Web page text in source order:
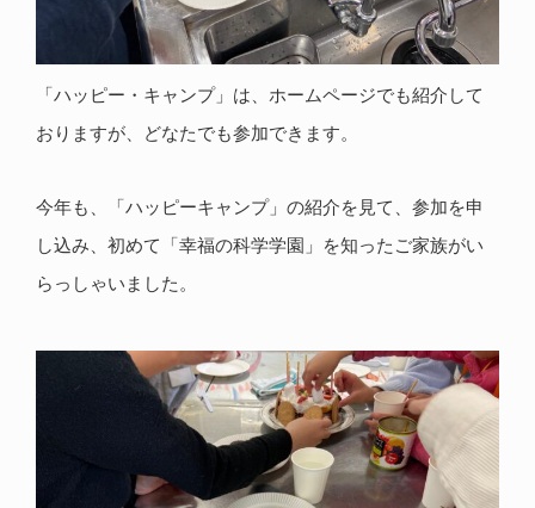
「ハッピー・キャンプ」は、ホームページでも紹介して
おりますが、どなたでも参加できます。
今年も、「ハッピーキャンプ」の紹介を見て、参加を申
し込み、初めて「幸福の科学学園」を知ったご家族がい
らっしゃいました。